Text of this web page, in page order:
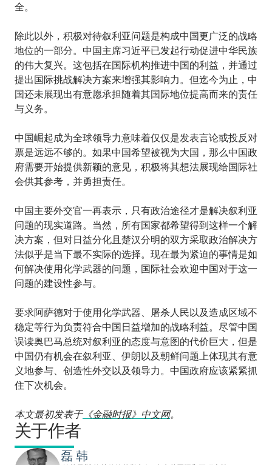
全。
除此以外，积极对待叙利亚问题是构成中国更广泛的战略
地位的一部分。中国主席习近平已发起行动促进中华民族
的伟大复兴。这包括在国际机构推进中国的利益，并通过
提出国际挑战解决方案来增强其影响力。但迄今为止，中
国还未展现出有意愿承担随着其国际地位提高而来的责任
与义务。
中国崛起成为全球领导力意味着仅仅是发表言论或投反对
票是远远不够的。如果中国希望被视为大国，那么中国政
府需要开始提供新颖的意见，积极将其想法展现给国际社
会供其参考，并勇担责任。
中国主要外交官一再表示，只有政治途径才是解决叙利亚
问题的现实道路。当然，所有国家都希望得到这样一个解
决方案，但对日益分化且楚汉分明的双方采取政治解决方
法似乎是当下最不实际的选择。现在最为紧迫的事情是如
何解决使用化学武器的问题，国际社会欢迎中国对于这一
问题的建设性参与。
要求阿萨德对于使用化学武器、屠杀人民以及造成区域不
稳定等行为负责符合中国日益增加的战略利益。尽管中国
误读奥巴马总统对叙利亚的态度与意图的代价巨大，但是
中国仍有机会在叙利亚、伊朗以及朝鲜问题上体现其有意
义地参与、创造性外交以及领导力。中国政府应该紧紧抓
住下次机会。
本文最初发表于《金融时报》中文网。
关于作者
磊 韩